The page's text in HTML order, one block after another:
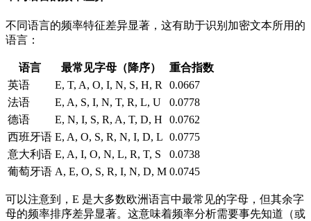
不同语言的频率特征差异显著，这有助于识别加密文本所用的
语言：
语言 最常见字母（降序）
重合指数
英语
E, T, A, O, I, N, S, H, R
0.0667
法语
E, A, S, I, N, T, R, L, U
0.0778
德语
E, N, I, S, R, A, T, D, H
0.0762
西班牙语 E, A, O, S, R, N, I, D, L 0.0775
意大利语 E, A, I, O, N, L, R, T, S
0.0738
葡萄牙语 A, E, O, S, R, I, N, D, M 0.0745
可以注意到，E 是大多数欧洲语言中最常见的字母，但其余字
母的频率排序差异显著。这意味着频率分析需要事先知道（或